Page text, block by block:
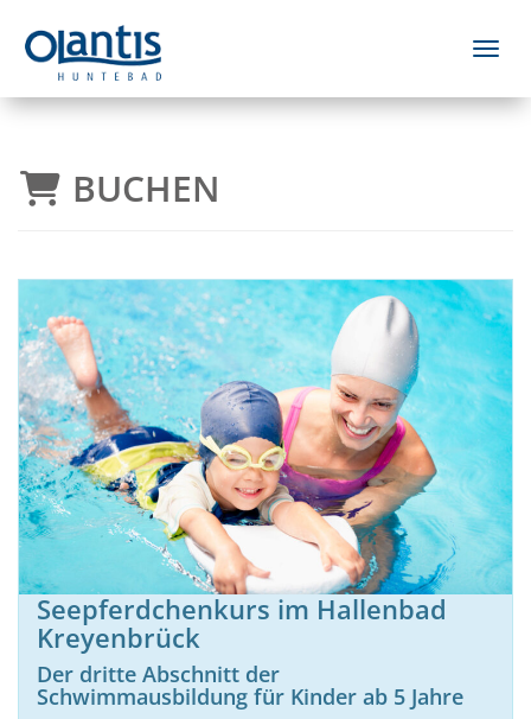
BUCHEN
Seepferdchenkurs im Hallenbad
Kreyenbrück
Der dritte Abschnitt der
Schwimmausbildung für Kinder ab 5 Jahre